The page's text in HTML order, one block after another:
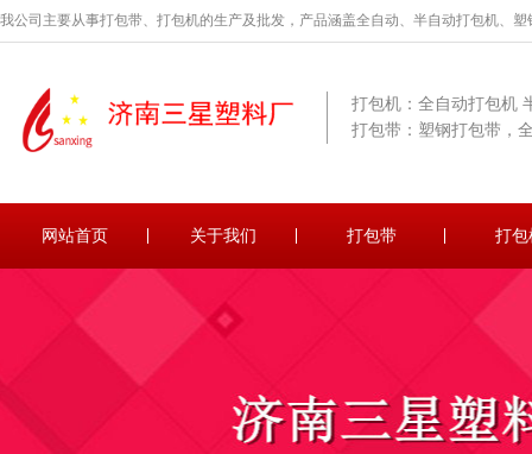
我公司主要从事打包带、打包机的生产及批发，产品涵盖全自动、半自动打包机、
打包机：全自动打包机
打包带：塑钢打包带，
网站首页 关于我们 打包带 打包